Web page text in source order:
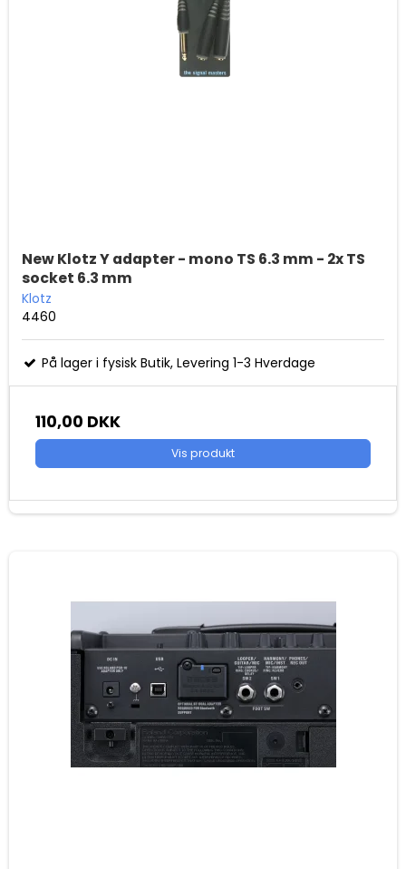
New Klotz Y adapter - mono TS 6.3 mm - 2x TS
socket 6.3 mm
Klotz
4460
På lager i fysisk Butik, Levering 1-3 Hverdage
110,00 DKK
Vis produkt